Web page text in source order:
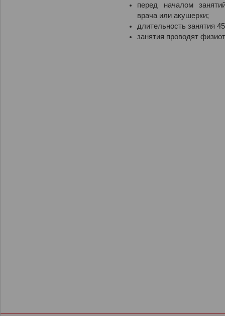
перед началом
врача или акушерки;
длительность занятия
занятия проводят